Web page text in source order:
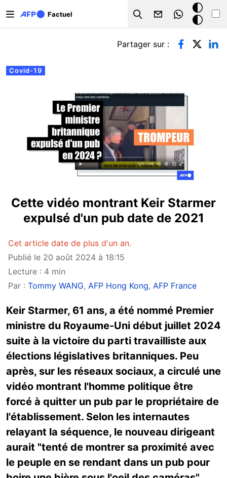
Factuel
Search
Mode
sombre
Onglets principaux
Covid-19
Partager sur :
Cette vidéo montrant Keir Starmer
expulsé d'un pub date de 2021
Cet article date de plus d'un an.
Publié le 20 août 2024 à 18:15
Lecture : 4 min
Par : Tommy WANG, AFP Hong Kong, AFP France
Keir Starmer, 61 ans, a été nommé Premier
ministre du Royaume-Uni début juillet 2024
suite à la victoire du parti travailliste aux
élections législatives britanniques. Peu
après, sur les réseaux sociaux, a circulé une
vidéo montrant l'homme politique être
forcé à quitter un pub par le propriétaire de
l'établissement. Selon les internautes
relayant la séquence, le nouveau dirigeant
aurait "tenté de montrer sa proximité avec
le peuple en se rendant dans un pub pour